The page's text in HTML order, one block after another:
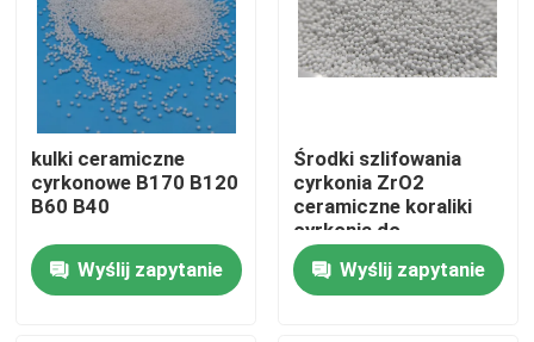
Skontaktuj się z nami
Poprosić o wycenę
Ceramiczne środki do piaskowania
Ceramiczne kulki do piaskowania
kulki ceramiczne
cyrkonowe B170 B120
B60 B40
Wyślij zapytanie
Środki szlifowania
cyrkonia ZrO2
ceramiczne koraliki
cyrkonia do
piaszczeniowania
dostawcaWyślij zapytanie